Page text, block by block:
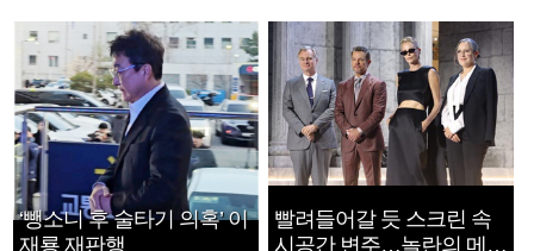
‘뺑소니 후 술타기 의혹’ 이
재룡 재판행
빨려들어갈 듯 스크린 속
시공간 변주…놀란의 메시